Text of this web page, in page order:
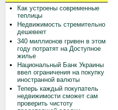
Как устроены современные
теплицы
Недвижимость стремительно
дешевеет
340 миллионов гривен в этом
году потратят на Доступное
жилье
Национальный Банк Украины
ввел ограничения на покупку
иностранной валюты
Теперь каждый покупатель
недвижимости сможет сам
проверить чистоту